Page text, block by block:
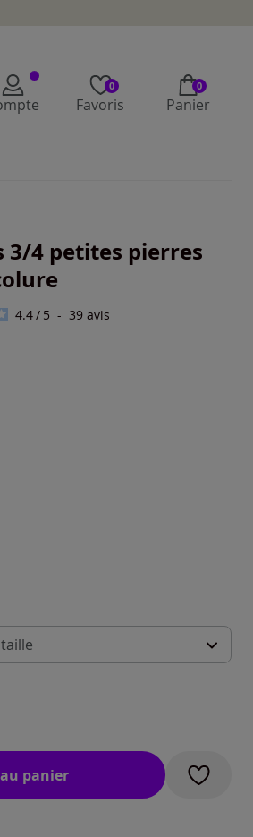
0
Favoris
0
Panier
3/4 petites pierres
4.4/ 5 - 39avis
panier